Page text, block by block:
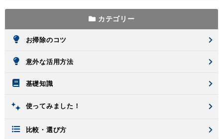
カテゴリー
お掃除のコツ
意外な活用方法
基礎知識
使ってみました！
比較・選び方